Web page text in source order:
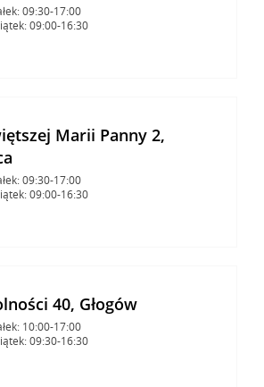
09:30-17:00
09:00-16:30
Marii Panny 2,
09:30-17:00
09:00-16:30
40, Głogów
10:00-17:00
09:30-16:30